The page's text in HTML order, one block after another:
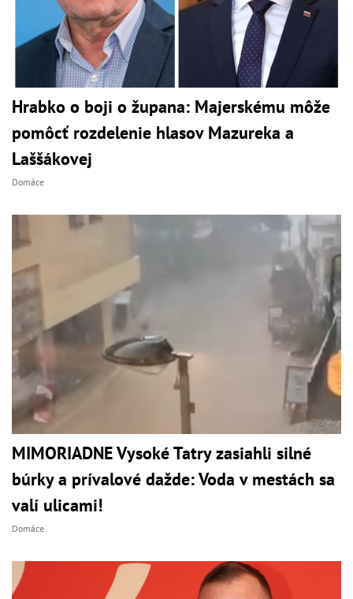
Hrabko o boji o župana: Majerskému môže
pomôcť rozdelenie hlasov Mazureka a
Laššákovej
Domáce
MIMORIADNE Vysoké Tatry zasiahli silné
búrky a prívalové dažde: Voda v mestách sa
valí ulicami!
Domáce